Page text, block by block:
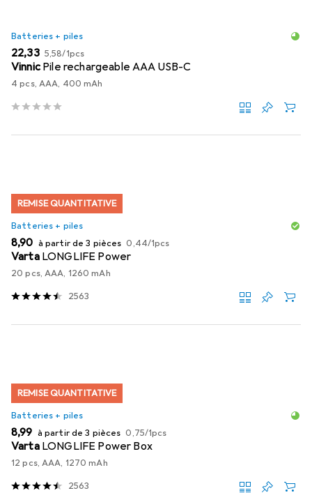
Batteries + piles
EUR
22,33 EUR
5,58/1pcs
Vinnic Pile rechargeable AAA USB-C
4 pcs, AAA, 400 mAh
REMISE QUANTITATIVE
Batteries + piles
EUR
8,90 à partir de 3 pièces EUR
0,44/1pcs
Varta LONGLIFE Power
20 pcs, AAA, 1260 mAh
2563
REMISE QUANTITATIVE
Batteries + piles
EUR
8,99 à partir de 3 pièces EUR
0,75/1pcs
Varta LONGLIFE Power Box
12 pcs, AAA, 1270 mAh
2563